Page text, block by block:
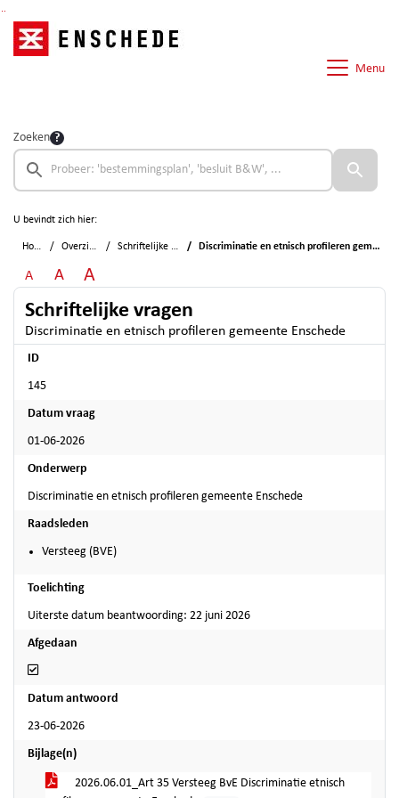
Menu
Zoeken
U bevindt zich hier:
Home Overzichten Schriftelijke vragen Discriminatie en etnisch profileren gemeente Enschede
A A A
Schriftelijke vragen
Discriminatie en etnisch profileren gemeente Enschede
ID
145
Datum vraag
01-06-2026
Onderwerp
Discriminatie en etnisch profileren gemeente Enschede
Raadsleden
Versteeg (BVE)
Toelichting
Uiterste datum beantwoording: 22 juni 2026
Afgedaan
Datum antwoord
23-06-2026
Bijlage(n)
2026.06.01_Art 35 Versteeg BvE Discriminatie etnisch